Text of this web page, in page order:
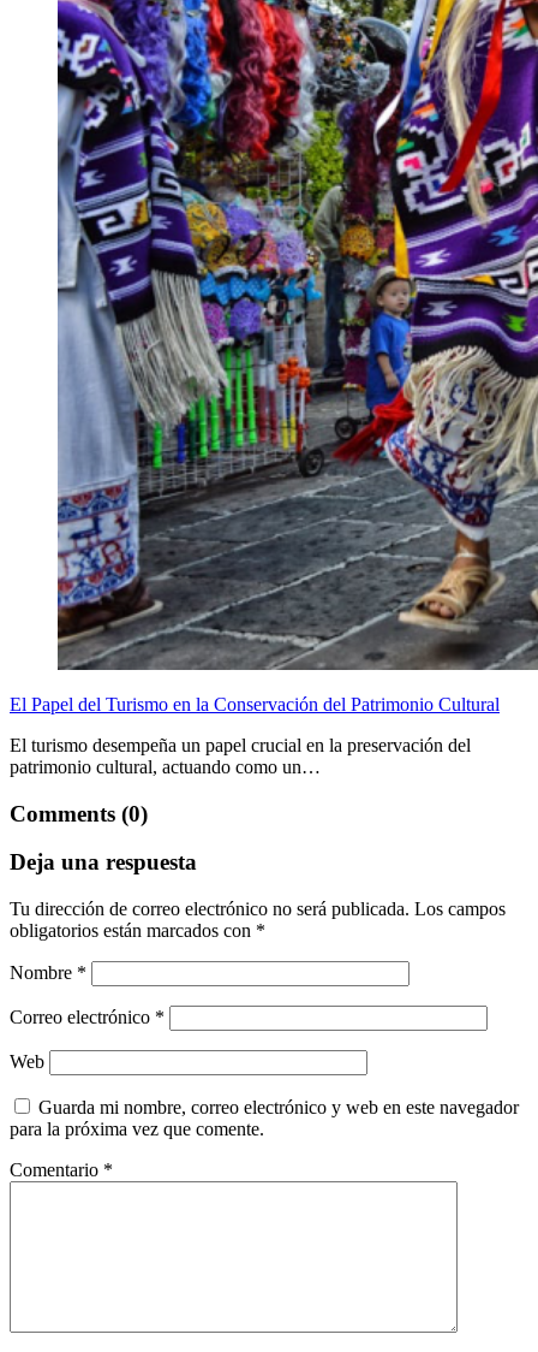
El Papel del Turismo en la Conservación del Patrimonio Cultural
El turismo desempeña un papel crucial en la preservación del
patrimonio cultural, actuando como un…
Comments (0)
Deja una respuesta
Tu dirección de correo electrónico no será publicada. Los campos
obligatorios están marcados con *
Nombre *
Correo electrónico *
Web
Guarda mi nombre, correo electrónico y web en este navegador
para la próxima vez que comente.
Comentario *